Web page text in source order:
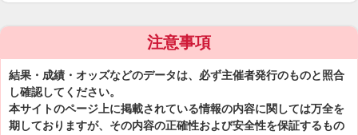
注意事項
結果・成績・オッズなどのデータは、必ず主催者発行のものと照合
し確認してください。
本サイトのページ上に掲載されている情報の内容に関しては万全を
期しておりますが、その内容の正確性および安全性を保証するもの